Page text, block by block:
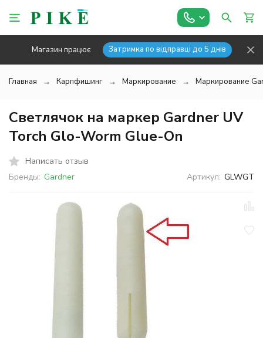
Магазин працює Затримка по відправці до 5 днів
Главная Карпфишинг Маркирование Маркирование
Светлячок на маркер Gardner UV
Torch Glo-Worm Glue-On
Написать отзыв
Бренды: Gardner Артикул: GLWGT